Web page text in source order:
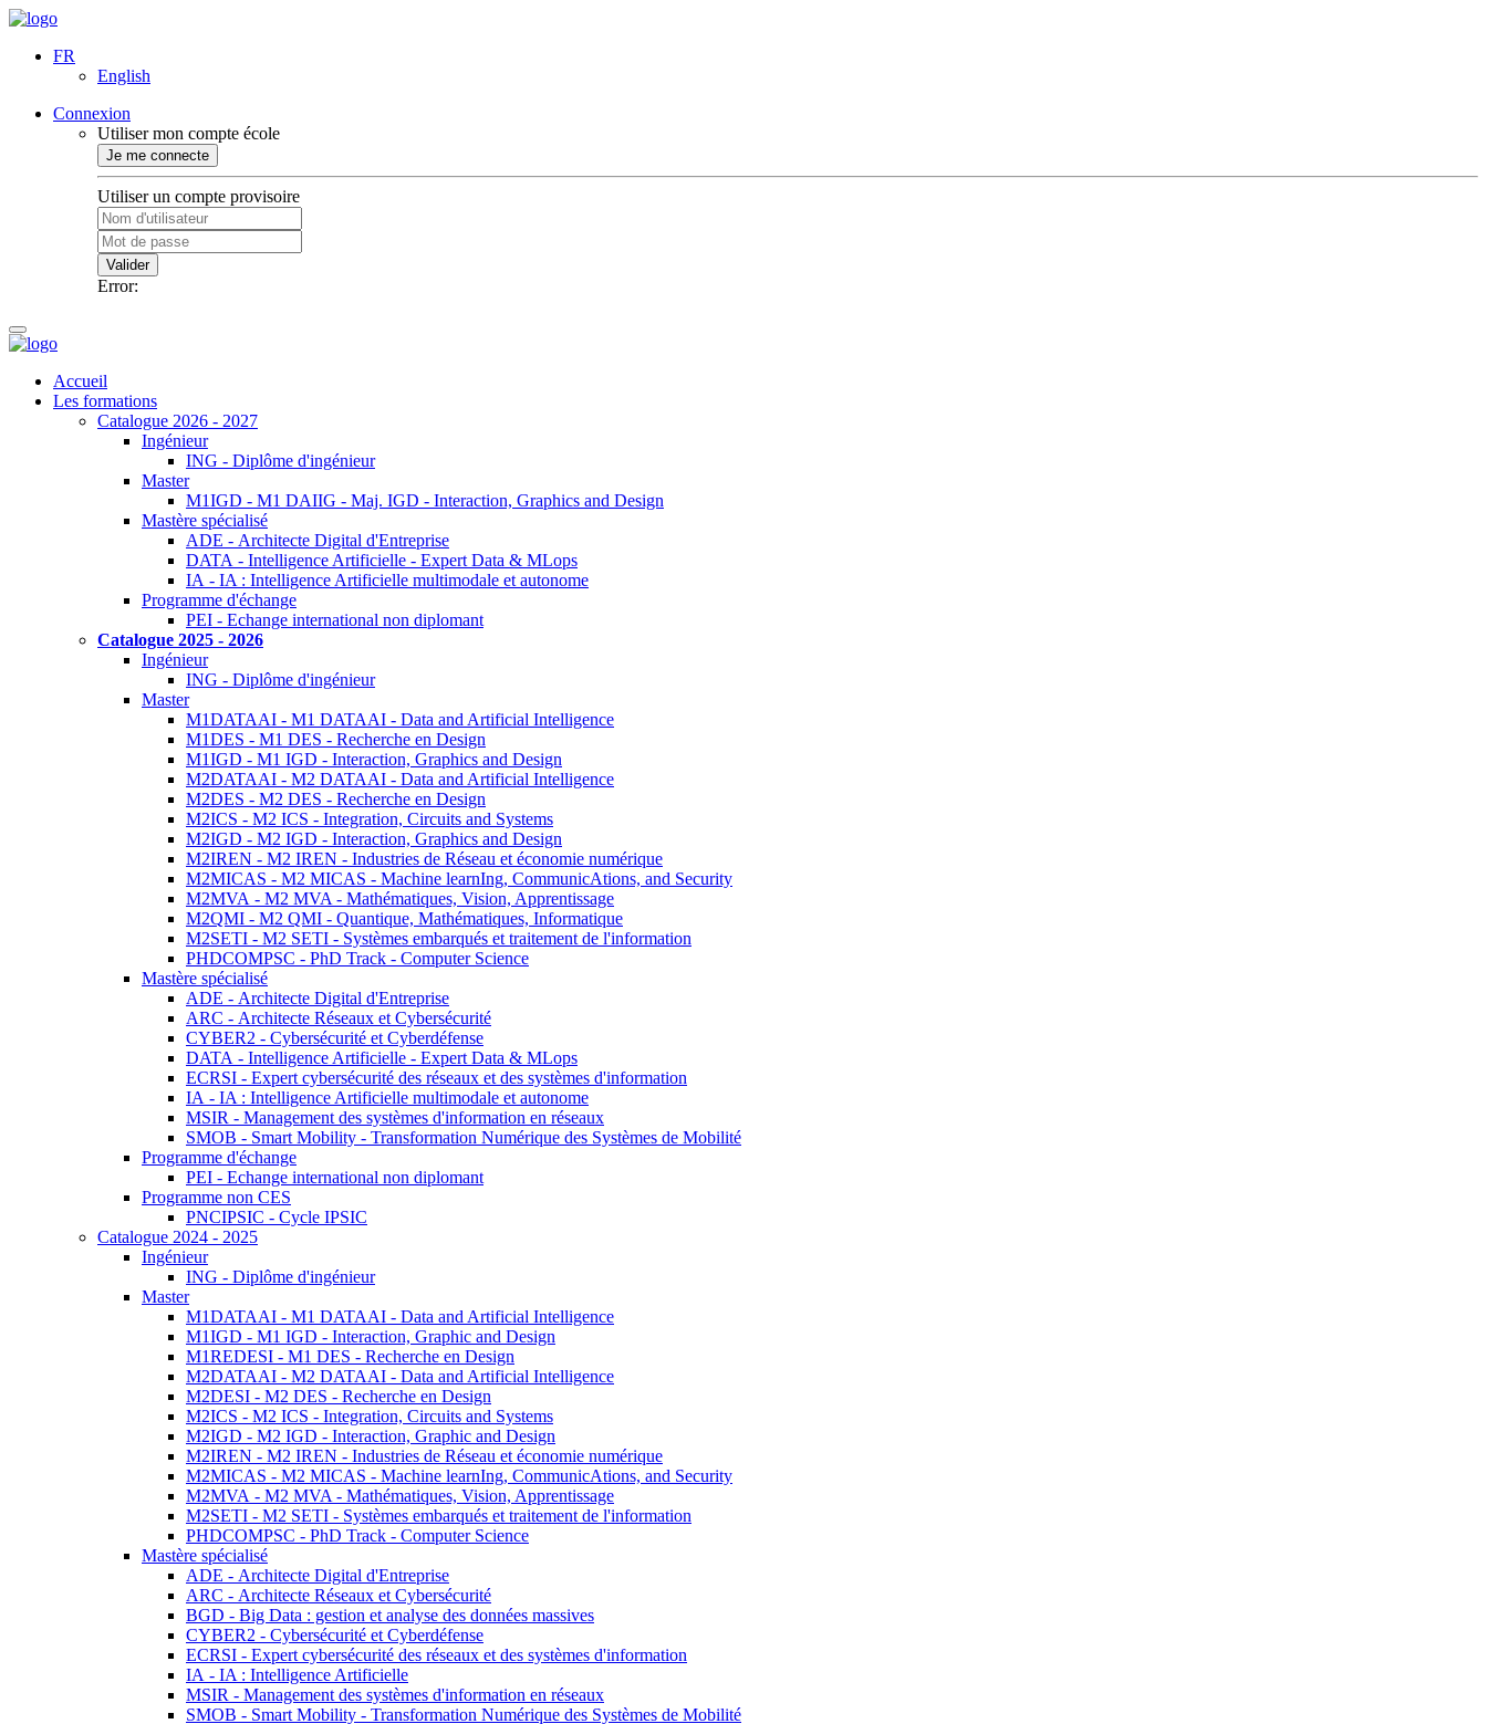
FR
English
Connexion
Utiliser mon compte école
Je me connecte
Utiliser un compte provisoire
Valider
Error:
Accueil
Les formations
Catalogue 2026 - 2027
Ingénieur
ING - Diplôme d'ingénieur
Master
M1IGD - M1 DAIIG - Maj. IGD - Interaction, Graphics and Design
Mastère spécialisé
ADE - Architecte Digital d'Entreprise
DATA - Intelligence Artificielle - Expert Data & MLops
IA - IA : Intelligence Artificielle multimodale et autonome
Programme d'échange
PEI - Echange international non diplomant
Catalogue 2025 - 2026
Ingénieur
ING - Diplôme d'ingénieur
Master
M1DATAAI - M1 DATAAI - Data and Artificial Intelligence
M1DES - M1 DES - Recherche en Design
M1IGD - M1 IGD - Interaction, Graphics and Design
M2DATAAI - M2 DATAAI - Data and Artificial Intelligence
M2DES - M2 DES - Recherche en Design
M2ICS - M2 ICS - Integration, Circuits and Systems
M2IGD - M2 IGD - Interaction, Graphics and Design
M2IREN - M2 IREN - Industries de Réseau et économie numérique
M2MICAS - M2 MICAS - Machine learnIng, CommunicAtions, and Security
M2MVA - M2 MVA - Mathématiques, Vision, Apprentissage
M2QMI - M2 QMI - Quantique, Mathématiques, Informatique
M2SETI - M2 SETI - Systèmes embarqués et traitement de l'information
PHDCOMPSC - PhD Track - Computer Science
Mastère spécialisé
ADE - Architecte Digital d'Entreprise
ARC - Architecte Réseaux et Cybersécurité
CYBER2 - Cybersécurité et Cyberdéfense
DATA - Intelligence Artificielle - Expert Data & MLops
ECRSI - Expert cybersécurité des réseaux et des systèmes d'information
IA - IA : Intelligence Artificielle multimodale et autonome
MSIR - Management des systèmes d'information en réseaux
SMOB - Smart Mobility - Transformation Numérique des Systèmes de Mobilité
Programme d'échange
PEI - Echange international non diplomant
Programme non CES
PNCIPSIC - Cycle IPSIC
Catalogue 2024 - 2025
Ingénieur
ING - Diplôme d'ingénieur
Master
M1DATAAI - M1 DATAAI - Data and Artificial Intelligence
M1IGD - M1 IGD - Interaction, Graphic and Design
M1REDESI - M1 DES - Recherche en Design
M2DATAAI - M2 DATAAI - Data and Artificial Intelligence
M2DESI - M2 DES - Recherche en Design
M2ICS - M2 ICS - Integration, Circuits and Systems
M2IGD - M2 IGD - Interaction, Graphic and Design
M2IREN - M2 IREN - Industries de Réseau et économie numérique
M2MICAS - M2 MICAS - Machine learnIng, CommunicAtions, and Security
M2MVA - M2 MVA - Mathématiques, Vision, Apprentissage
M2SETI - M2 SETI - Systèmes embarqués et traitement de l'information
PHDCOMPSC - PhD Track - Computer Science
Mastère spécialisé
ADE - Architecte Digital d'Entreprise
ARC - Architecte Réseaux et Cybersécurité
BGD - Big Data : gestion et analyse des données massives
CYBER2 - Cybersécurité et Cyberdéfense
ECRSI - Expert cybersécurité des réseaux et des systèmes d'information
IA - IA : Intelligence Artificielle
MSIR - Management des systèmes d'information en réseaux
SMOB - Smart Mobility - Transformation Numérique des Systèmes de Mobilité